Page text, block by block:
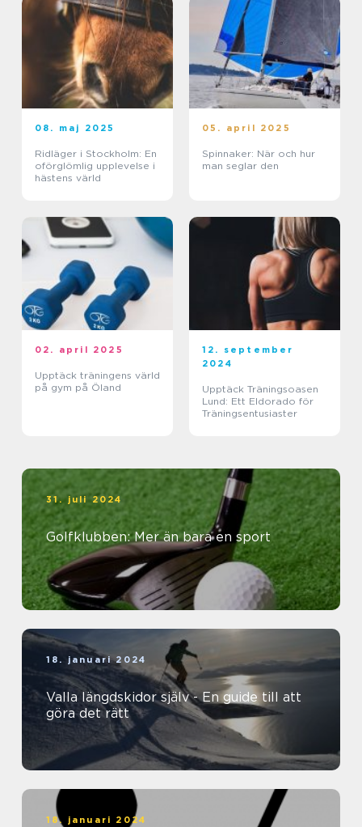
08. maj 2025
Ridläger i Stockholm: En
oförglömlig upplevelse i
hästens värld
05. april 2025
Spinnaker: När och hur
man seglar den
02. april 2025
Upptäck träningens värld
på gym på Öland
12. september
2024
Upptäck Träningsoasen
Lund: Ett Eldorado för
Träningsentusiaster
31. juli 2024
Golfklubben: Mer än bara en sport
18. januari 2024
Valla längdskidor själv - En guide till att
göra det rätt
18. januari 2024